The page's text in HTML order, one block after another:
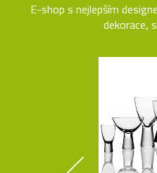
E-shop s nejlepším
dekorace,